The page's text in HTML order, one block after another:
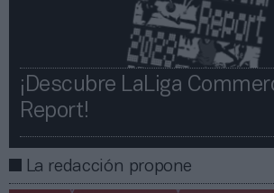
¡Descubre LaLiga
Report!​​
La redacción propone